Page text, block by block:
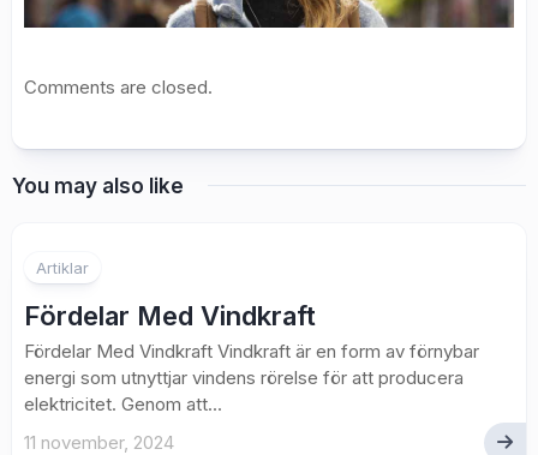
Comments are closed.
You may also like
Artiklar
Fördelar Med Vindkraft
Fördelar Med Vindkraft Vindkraft är en form av förnybar
energi som utnyttjar vindens rörelse för att producera
elektricitet. Genom att...
11 november, 2024